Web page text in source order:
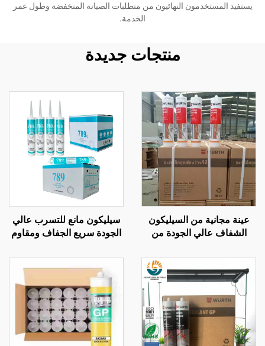
يستفيد المستخدمون النهائيون من متطلبات الصيانة المنخفضة وطول عمر
الخدمة.
منتجات جديدة
عينة مجانية من السيليكون
الشفاف عالي الجودة من
WACKER وبسعر رخيص
للبناء
سيليكون مانع للتسرب عالي
الجودة سريع الجفاف ومقاوم
سيليكون محايد متعدد
الأغراض 100% سيليكون